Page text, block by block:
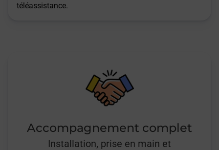
téléassistance.
Accompagnement complet
Installation, prise en main et